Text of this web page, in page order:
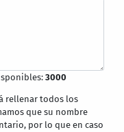
3000
rellenar todos los
que su nombre
por lo que en caso